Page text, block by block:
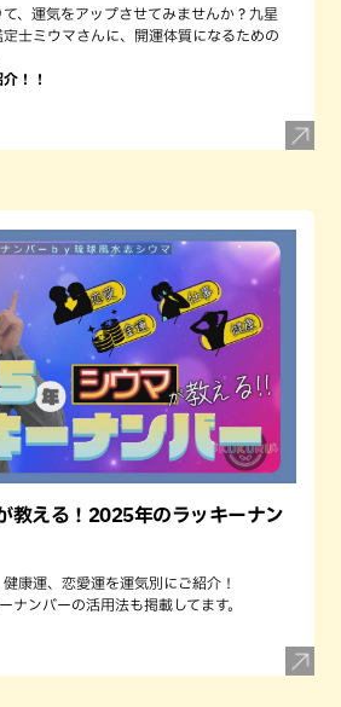
、運気をアップさせてみませんか？九星
士ミウマさんに、開運体質になるための
！！
教える！2025年のラッキーナン
康運、恋愛運を運気別にご紹介！
ナンバーの活用法も掲載してます。